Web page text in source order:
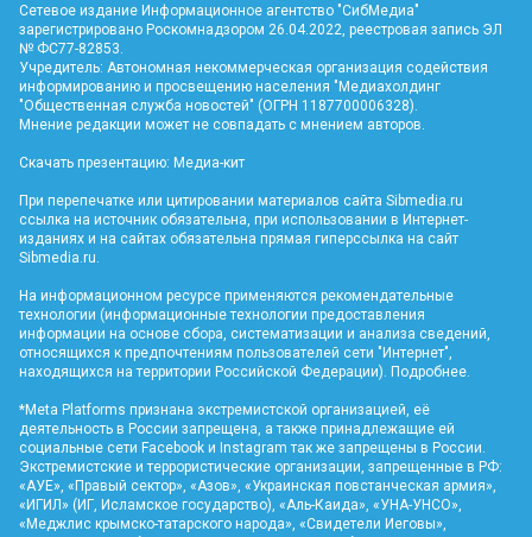
Сетевое издание Информационное агентство "СибМедиа"
зарегистрировано Роскомнадзором 26.04.2022, реестровая запись ЭЛ
№ ФС77-82853.
Учредитель: Автономная некоммерческая организация содействия
информированию и просвещению населения "Медиахолдинг
"Общественная служба новостей" (ОГРН 1187700006328).
Мнение редакции может не совпадать с мнением авторов.
Скачать презентацию: Медиа-кит
При перепечатке или цитировании материалов сайта Sibmedia.ru
ссылка на источник обязательна, при использовании в Интернет-
изданиях и на сайтах обязательна прямая гиперссылка на сайт
Sibmedia.ru
На информационном ресурсе применяются рекомендательные
технологии (информационные технологии предоставления
информации на основе сбора, систематизации и анализа сведений,
относящихся к предпочтениям пользователей сети "Интернет",
находящихся на территории Российской Федерации). Подробнее
*Meta Platforms признана экстремистской организацией, её
деятельность в России запрещена, а также принадлежащие ей
социальные сети Facebook и Instagram так же запрещены в России.
Экстремистские и террористические организации, запрещенные в РФ:
«АУЕ», «Правый сектор», «Азов», «Украинская повстанческая армия»,
«ИГИЛ» (ИГ, Исламское государство), «Аль-Каида», «УНА-УНСО»,
«Меджлис крымско-татарского народа», «Свидетели Иеговы»,